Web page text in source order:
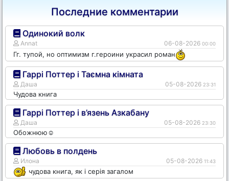
Последние комментарии
Одинокий волк
Annat 06-08-2026 00:00
Гг. тупой, но оптимизм г.героини украсил роман
Гаррі Поттер і Таємна кімната
Даша 05-08-2026 23:31
Чудова книга
Гаррі Поттер і в’язень Азкабану
Даша 05-08-2026 23:30
Обожнюю☺️
Любовь в полдень
Илона 05-08-2026 11:43
чудова книга, як і серія загалом